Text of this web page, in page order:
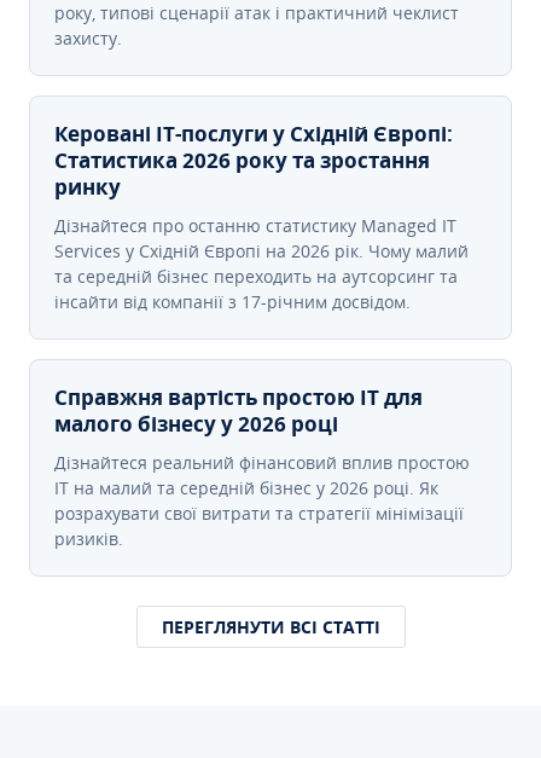
року, типові сценарії атак і практичний чеклист
захисту.
Керовані ІТ-послуги у Східній Європі:
Статистика 2026 року та зростання
ринку
Дізнайтеся про останню статистику Managed IT
Services у Східній Європі на 2026 рік. Чому малий
та середній бізнес переходить на аутсорсинг та
інсайти від компанії з 17-річним досвідом.
Справжня вартість простою IT для
малого бізнесу у 2026 році
Дізнайтеся реальний фінансовий вплив простою
IT на малий та середній бізнес у 2026 році. Як
розрахувати свої витрати та стратегії мінімізації
ризиків.
ПЕРЕГЛЯНУТИ ВСІ СТАТТІ